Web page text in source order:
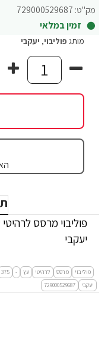
מק"ט: 729000529687
זמין במלאי
מותג פוליבוי, יעקבי
יעקבי
פוליבוי מרסס לרהיטי עץ -
375
יעקבי
729000529687